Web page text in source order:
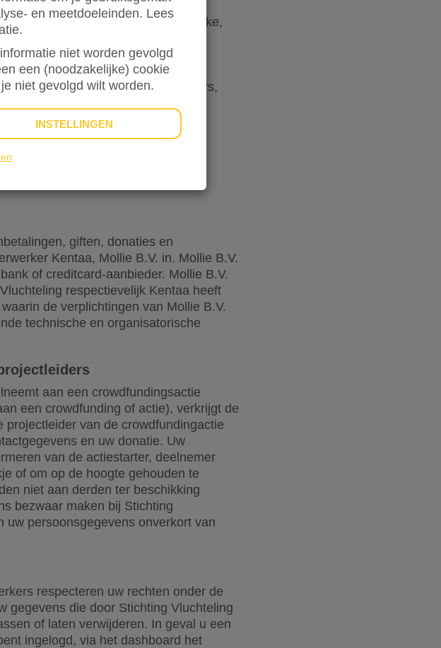
Vluchteling passende fysieke,
haar verwerker Kentaa maakt
uitsluitend toegankelijk is voor
die u op online formulieren invult
actiestarters, sponsors, donateurs,
worden in beveiligde systemen
om de in dit Privacy Statement
giften, donaties en
Kentaa, Mollie B.V. in. Mollie B.V.
of creditcard-aanbieder. Mollie B.V.
respectievelijk Kentaa heeft
de verplichtingen van Mollie B.V.
technische en organisatorische
aan een crowdfundingsactie
een crowdfunding of actie), verkrijgt de
van de crowdfundingactie
en uw donatie. Uw
van de actiestarter, deelnemer
of om op de hoogte gehouden te
niet aan derden ter beschikking
bezwaar maken bij Stichting
uw persoonsgegevens onverkort van
respecteren uw rechten onder de
gegevens die door Stichting Vluchteling
of laten verwijderen. In geval u een
ingelogd, via het dashboard het
en meetdoeleinden. Lees
niet worden gevolgd
een (noodzakelijke) cookie
niet gevolgd wilt worden.
INSTELLINGEN